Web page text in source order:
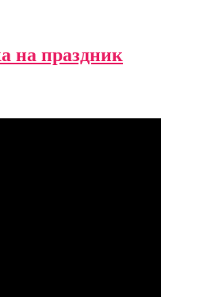
праздник